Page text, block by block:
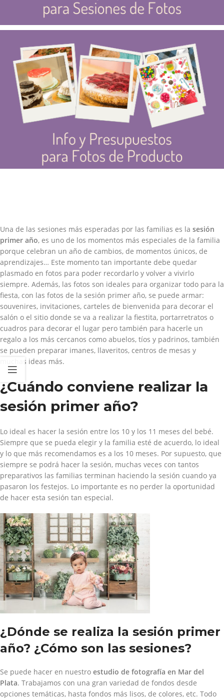
Una de las sesiones más esperadas por las familias es la sesión
primer año, es uno de los momentos más especiales de la familia
porque celebran un año de cambios, de momentos únicos, de
aprendizajes… Este momento tan importante debe quedar
plasmado en fotos para poder recordarlo y volver a vivirlo
siempre. Además, las fotos son ideales para organizar todo para la
fiesta, con las fotos de la sesión primer año, se puede armar:
souvenires, invitaciones, carteles de bienvenida para decorar el
salón o el sitio donde se va a realizar la fiestita, portarretratos o
cuadros para decorar el lugar pero también para hacerle un
regalo a los más cercanos como abuelos, tíos y padrinos, también
se pueden preparar imanes, llaveritos, centros de mesas y
muchas ideas más.
¿Cuándo conviene realizar la
sesión primer año?
Lo ideal es hacer la sesión entre los 10 y los 11 meses del bebé.
Siempre que se pueda elegir y la familia esté de acuerdo, lo ideal
y lo que más recomendamos es a los 10 meses. Por supuesto, que
siempre se podrá hacer la sesión, muchas veces con tantos
preparativos las familias terminan haciendo la sesión cuando ya
pasaron los festejos. Lo importante es no perder la oportunidad
de hacer esta sesión tan especial.
¿Dónde se realiza la sesión primer
año? ¿Cómo son las sesiones?
Se puede hacer en nuestro estudio de fotografía en Mar del
Plata. Trabajamos con una gran variedad de fondos desde
opciones temáticas, hasta fondos más lisos, de colores, etc. Todo